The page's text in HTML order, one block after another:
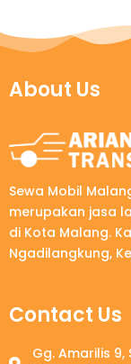
About Us
Sewa Mobil
merupakan jasa
di Kota Malang.
Ngadilangkung,
Contact Us
Gg. Amarilis 9,